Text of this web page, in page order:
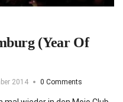
(Year Of
2014 0 Comments